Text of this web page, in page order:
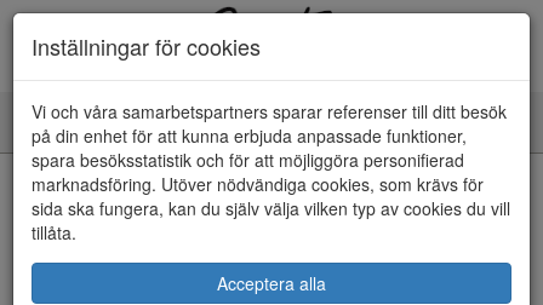
Toggle
navigation
HEM
Inställningar för cookies
Vi och våra samarbetspartners sparar referenser till ditt besök
på din enhet för att kunna erbjuda anpassade funktioner,
spara besöksstatistik och för att möjliggöra personifierad
marknadsföring. Utöver nödvändiga cookies, som krävs för
sida ska fungera, kan du själv välja vilken typ av cookies du vill
tillåta.
Acceptera alla